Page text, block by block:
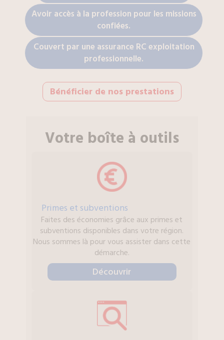
Avoir accès à la profession pour les missions
confiées.
Couvert par une assurance RC exploitation
professionnelle.
Bénéficier de nos prestations
Votre boîte à outils
Primes et subventions
Faites des économies grâce aux primes et
subventions disponibles dans votre région.
Nous sommes là pour vous assister dans cette
démarche.
Découvrir